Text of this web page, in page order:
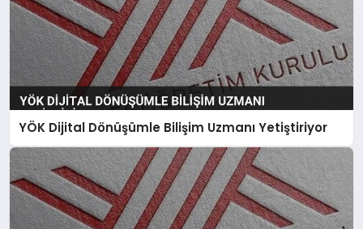
YÖK Dijital Dönüşümle Bilişim Uzmanı Yetiştiriyor